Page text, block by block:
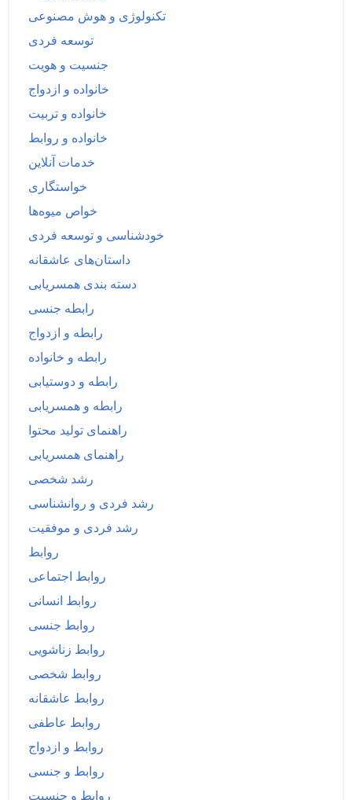
تکنولوژی و هوش مصنوعی
توسعه فردی
جنسیت و هویت
خانواده و ازدواج
خانواده و تربیت
خانواده و روابط
خدمات آنلاین
خواستگاری
خواص میوه‌ها
خودشناسی و توسعه فردی
داستان‌های عاشقانه
دسته بندی همسریابی
رابطه جنسی
رابطه و ازدواج
رابطه و خانواده
رابطه و دوستیابی
رابطه و همسریابی
راهنمای تولید محتوا
راهنمای همسریابی
رشد شخصی
رشد فردی و روانشناسی
رشد فردی و موفقیت
روابط
روابط اجتماعی
روابط انسانی
روابط جنسی
روابط زناشویی
روابط شخصی
روابط عاشقانه
روابط عاطفی
روابط و ازدواج
روابط و جنسی
روابط و جنسیت